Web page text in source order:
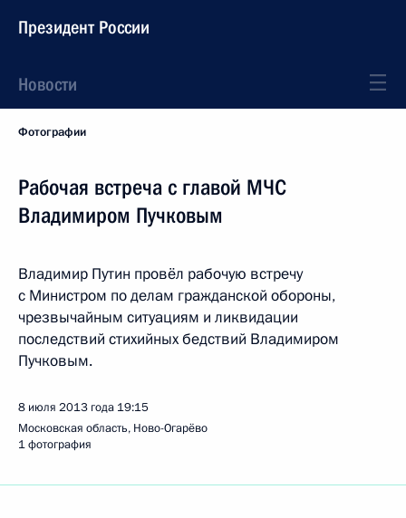
Президент России
Новости
Фотографии
Рабочая встреча с главой МЧС
Владимиром Пучковым
Владимир Путин провёл рабочую встречу
с Министром по делам гражданской обороны,
чрезвычайным ситуациям и ликвидации
последствий стихийных бедствий Владимиром
Пучковым.
8 июля 2013 года 19:15
Московская область, Ново-Огарёво
1 фотография